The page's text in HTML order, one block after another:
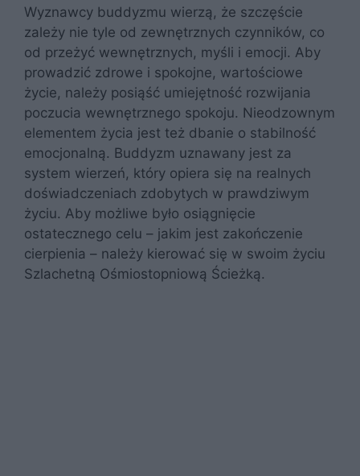
Wyznawcy buddyzmu wierzą, że szczęście
zależy nie tyle od zewnętrznych czynników, co
od przeżyć wewnętrznych, myśli i emocji. Aby
prowadzić zdrowe i spokojne, wartościowe
życie, należy posiąść umiejętność rozwijania
poczucia wewnętrznego spokoju. Nieodzownym
elementem życia jest też dbanie o stabilność
emocjonalną. Buddyzm uznawany jest za
system wierzeń, który opiera się na realnych
doświadczeniach zdobytych w prawdziwym
życiu. Aby możliwe było osiągnięcie
ostatecznego celu – jakim jest zakończenie
cierpienia – należy kierować się w swoim życiu
Szlachetną Ośmiostopniową Ścieżką.